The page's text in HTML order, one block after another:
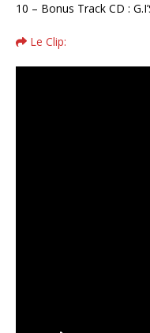
10 – Bonus Track CD :
Le Clip: